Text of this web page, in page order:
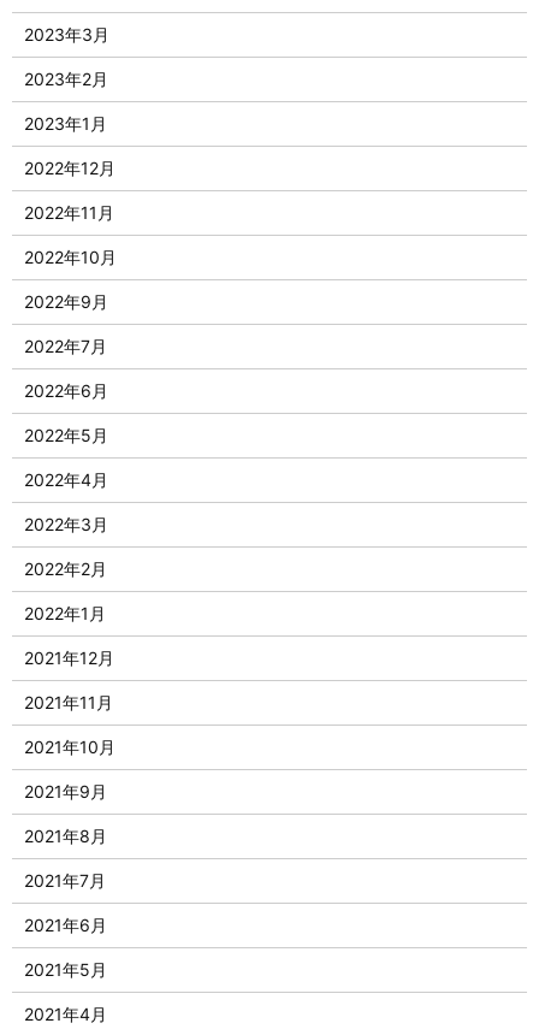
2023年3月
2023年2月
2023年1月
2022年12月
2022年11月
2022年10月
2022年9月
2022年7月
2022年6月
2022年5月
2022年4月
2022年3月
2022年2月
2022年1月
2021年12月
2021年11月
2021年10月
2021年9月
2021年8月
2021年7月
2021年6月
2021年5月
2021年4月